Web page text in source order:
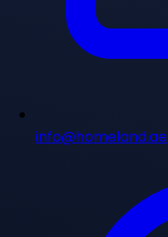
info@homeland.ae